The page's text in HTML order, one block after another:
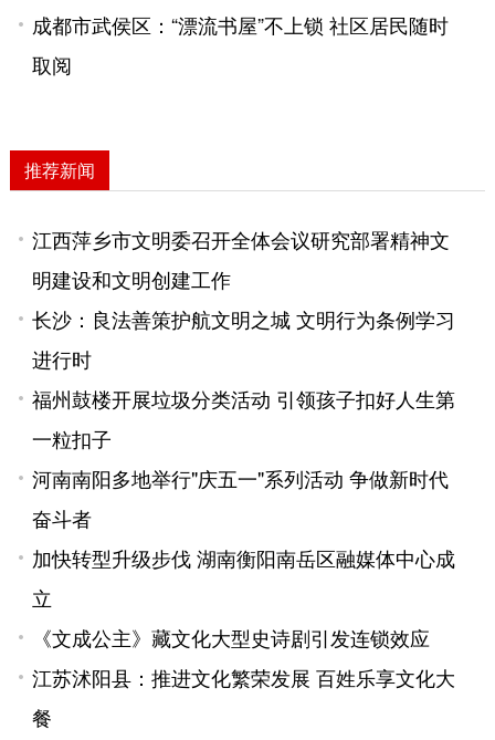
成都市武侯区：“漂流书屋”不上锁 社区居民随时
取阅
推荐新闻
江西萍乡市文明委召开全体会议研究部署精神文
明建设和文明创建工作
长沙：良法善策护航文明之城 文明行为条例学习
进行时
福州鼓楼开展垃圾分类活动 引领孩子扣好人生第
一粒扣子
河南南阳多地举行"庆五一"系列活动 争做新时代
奋斗者
加快转型升级步伐 湖南衡阳南岳区融媒体中心成
立
《文成公主》藏文化大型史诗剧引发连锁效应
江苏沭阳县：推进文化繁荣发展 百姓乐享文化大
餐